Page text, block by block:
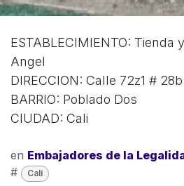
ESTABLECIMIENTO: Tienda
Angel
DIRECCION: Calle 72z1 #
BARRIO: Poblado Dos
CIUDAD: Cali
en Embajadores de la
#
Cali